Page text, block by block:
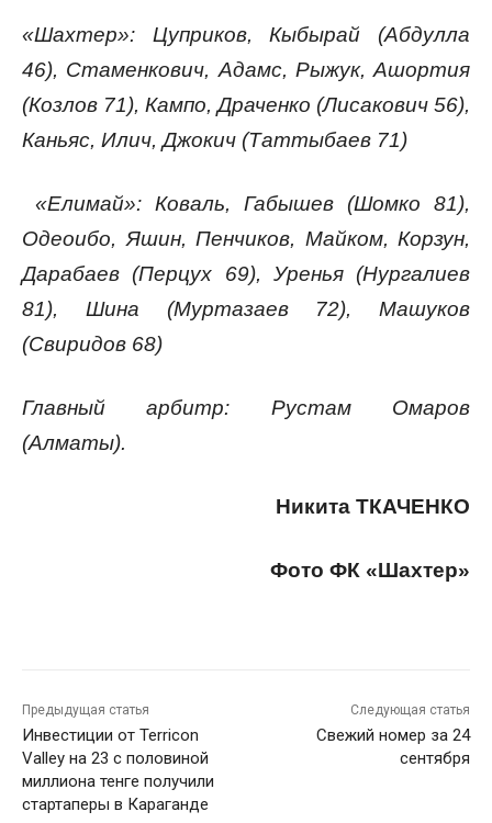
«Шахтер»: Цуприков, Кыбырай (Абдулла
46), Стаменкович, Адамс, Рыжук, Ашортия
(Козлов 71), Кампо, Драченко (Лисакович 56),
Каньяс, Илич, Джокич (Таттыбаев 71)
«Елимай»: Коваль, Габышев (Шомко 81),
Одеоибо, Яшин, Пенчиков, Майком, Корзун,
Дарабаев (Перцух 69), Уренья (Нургалиев
81), Шина (Муртазаев 72), Машуков
(Свиридов 68)
Главный арбитр: Рустам Омаров
(Алматы).
Никита ТКАЧЕНКО
Фото ФК «Шахтер»
Предыдущая статья
Инвестиции от Terricon
Valley на 23 с половиной
миллиона тенге получили
стартаперы в Караганде
Следующая статья
Свежий номер за 24
сентября